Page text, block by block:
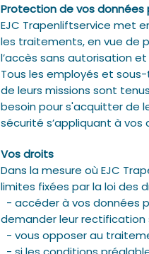
Protection de vos données
EJC Trapenliftservice met
les traitements, en vue de
l’accès sans autorisation
Tous les employés et
de leurs missions sont
besoin pour s'acquitter de
sécurité s’appliquant à
Vos droits
Dans la mesure où EJC
limites fixées par la loi des
- accéder à vos données
demander leur rectification
- vous opposer au